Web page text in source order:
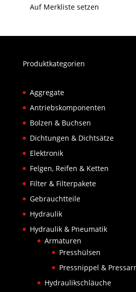
Auf Merkliste setzen
Produktkategorien
Aggregate
Antriebskomponenten
Bolzen & Buchsen
Dichtungen & Dichtsätze
Elektronik
Felgen, Reifen & Ketten
Filter & Filterpakete
Gebrauchtteile
Hydraulik
Hydraulik & Pneumatik
Armaturen
Presshülsen
Pressnippel &
Hydraulikschläuche